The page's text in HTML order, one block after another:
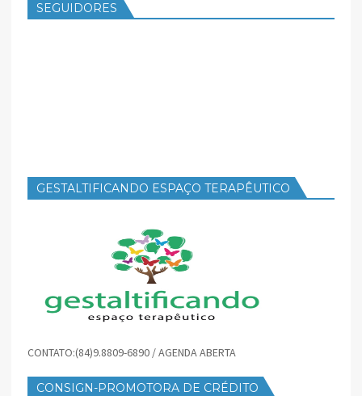
SEGUIDORES
GESTALTIFICANDO ESPAÇO TERAPÊUTICO
CONTATO:(84)9.8809-6890 / AGENDA ABERTA
CONSIGN-PROMOTORA DE CRÉDITO